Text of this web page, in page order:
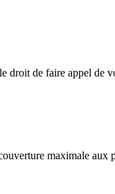
droit de faire appel de
maximale aux